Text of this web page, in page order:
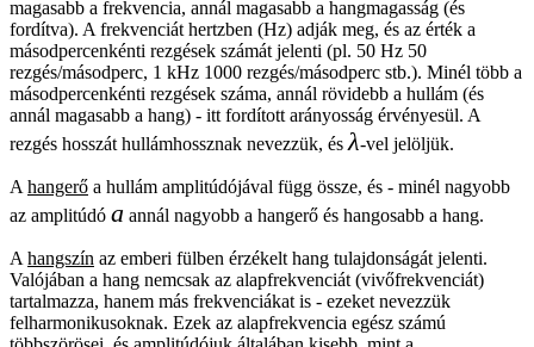
magasabb a frekvencia, annál magasabb a hangmagasság (és
fordítva). A frekvenciát hertzben (Hz) adják meg, és az érték a
másodpercenkénti rezgések számát jelenti (pl. 50 Hz 50
rezgés/másodperc, 1 kHz 1000 rezgés/másodperc stb.). Minél több a
másodpercenkénti rezgések száma, annál rövidebb a hullám (és
annál magasabb a hang) - itt fordított arányosság érvényesül. A
rezgés hosszát hullámhossznak nevezzük, és λ-vel jelöljük.
A hangerő a hullám amplitúdójával függ össze, és - minél nagyobb
az amplitúdó a annál nagyobb a hangerő és hangosabb a hang.
A hangszín az emberi fülben érzékelt hang tulajdonságát jelenti.
Valójában a hang nemcsak az alapfrekvenciát (vivőfrekvenciát)
tartalmazza, hanem más frekvenciákat is - ezeket nevezzük
felharmonikusoknak. Ezek az alapfrekvencia egész számú